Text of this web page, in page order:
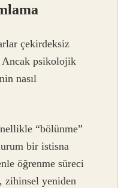
çekirdeksiz
Ancak psikolojik
nasıl
“bölünme”
bir istisna
öğrenme süreci
zihinsel yeniden